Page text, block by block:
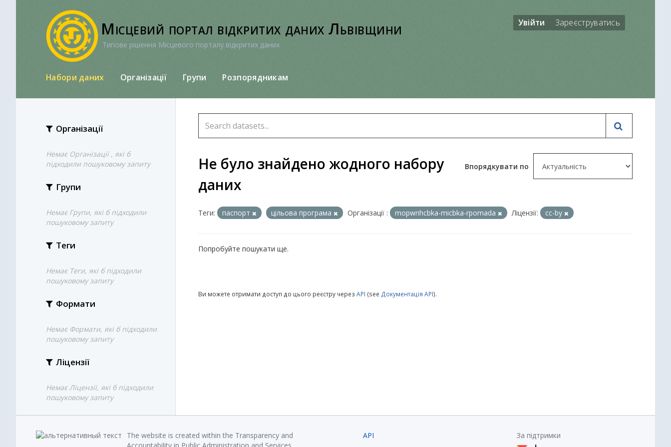
Місцевий портал відкритих даних Львівщини
Типове рішення Місцевого порталу відкритих даних
Увійти Зареєструватись
Набори даних Організації Групи Розпорядникам
Організації
Немає Організації , які б
підходили пошуковому запиту
Групи
Немає Групи, які б підходили
пошуковому запиту
Теги
Немає Теги, які б підходили
пошуковому запиту
Формати
Немає Формати, які б підходили
пошуковому запиту
Ліцензії
Немає Ліцензії, які б підходили
пошуковому запиту
Впорядкувати по
Не було знайдено жодного набору
даних
Теги: паспорт цільова програма Організації : mopwnhcbka-micbka-rpomada Ліцензії: cc-by
Попробуйте пошукати ще.
Ви можете отримати доступ до цього реєстру через API (see Документація API).
The website is created within the Transparency and
API
За підтримки